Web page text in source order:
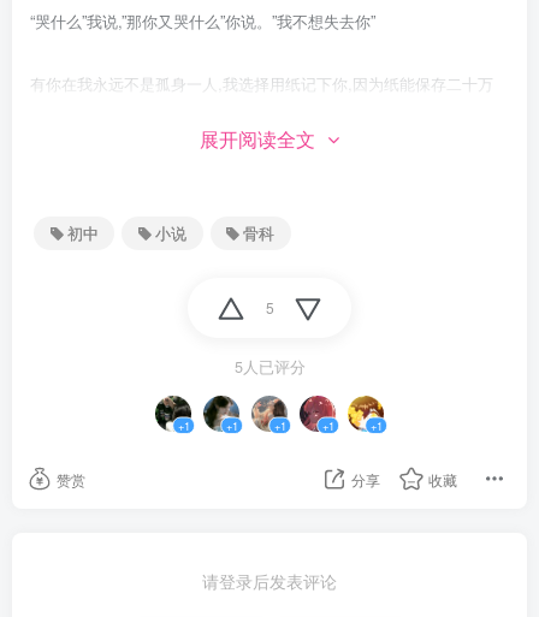
“哭什么”我说,”那你又哭什么”你说。”我不想失去你”
有你在我永远不是孤身一人,我选择用纸记下你,因为纸能保存二十万
“笨蛋”
展开阅读全文
初中 小说 骨科
5
5人已评分
+1 +1 +1 +1 +1
赞赏 分享 收藏
请登录后发表评论